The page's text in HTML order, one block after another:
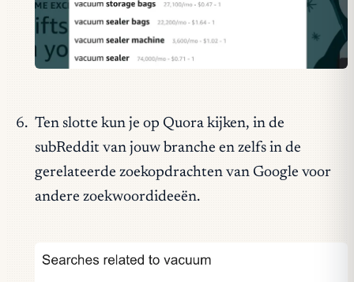
Ten slotte kun je op Quora kijken, in de
subReddit van jouw branche en zelfs in de
gerelateerde zoekopdrachten van Google voor
andere zoekwoordideeën.